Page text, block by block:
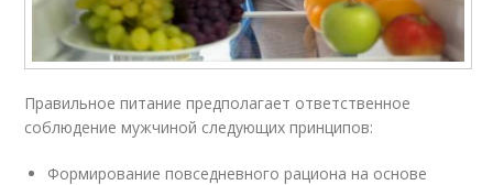
Правильное питание предполагает ответственное
соблюдение мужчиной следующих принципов:
Формирование повседневного рациона на основе